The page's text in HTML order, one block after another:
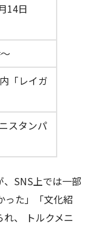
14日
「レイガ
スタンパ
SNS上では一部
った」「文化紹
、 トルクメニ